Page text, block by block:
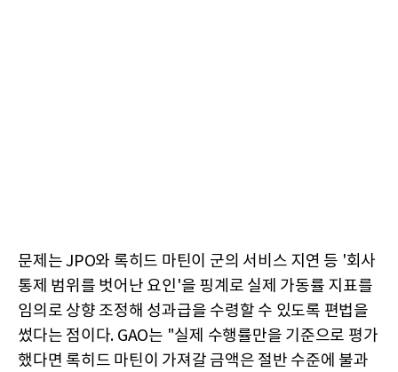
문제는 JPO와 록히드 마틴이 군의 서비스 지연 등 '회사
통제 범위를 벗어난 요인'을 핑계로 실제 가동률 지표를
임의로 상향 조정해 성과급을 수령할 수 있도록 편법을
썼다는 점이다. GAO는 "실제 수행률만을 기준으로 평가
했다면 록히드 마틴이 가져갈 금액은 절반 수준에 불과